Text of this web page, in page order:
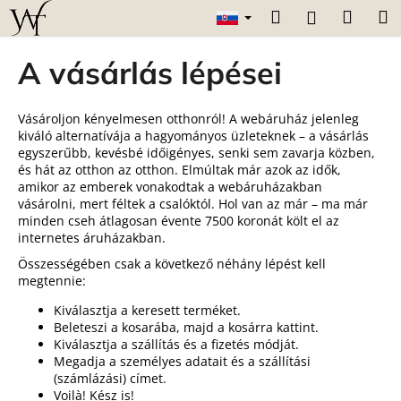
Prejsť
obsah
Hľadať
A vásárlás lépései
Vásároljon kényelmesen otthonról! A webáruház jelenleg
kiváló alternatívája a hagyományos üzleteknek – a vásárlás
egyszerűbb, kevésbé időigényes, senki sem zavarja közben,
és hát az otthon az otthon. Elmúltak már azok az idők,
amikor az emberek vonakodtak a webáruházakban
vásárolni, mert féltek a csalóktól. Hol van az már – ma már
minden cseh átlagosan évente 7500 koronát költ el az
internetes áruházakban.
Összességében csak a következő néhány lépést kell
megtennie:
Kiválasztja a keresett terméket.
Beleteszi a kosarába, majd a kosárra kattint.
Kiválasztja a szállítás és a fizetés módját.
Megadja a személyes adatait és a szállítási
(számlázási) címet.
Voilà! Kész is!
K
o
o
p
o
t
r
e
b
u